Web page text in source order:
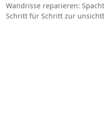
Wandrisse reparieren:
Schritt für Schritt zur